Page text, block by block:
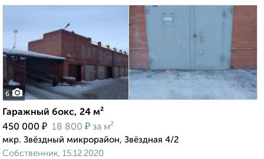
6
Гаражный бокс, 24 м²
450 000 ₽ 18 800 ₽ за м²
мкр. Звёздный микрорайон, Звёздная 4/2
Собственник, 15.12.2020